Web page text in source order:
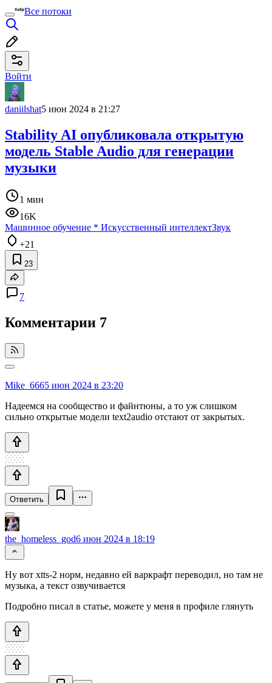
Все потоки
Войти
daniilshat5 июн 2024 в 21:27
Stability AI опубликовала открытую
модель Stable Audio для генерации
музыки
1 мин
16K
Машинное обучение * Искусственный интеллектЗвук
+21
23
7
Комментарии 7
Mike_6665 июн 2024 в 23:20
Надеемся на сообщество и файнтюны, а то уж слишком
сильно открытые модели text2audio отстают от закрытых.
Ответить
the_homeless_god6 июн 2024 в 18:19
Ну вот xtts-2 норм, недавно ей варкрафт переводил, но там не
музыка, а текст озвучивается
Подробно писал в статье, можете у меня в профиле глянуть